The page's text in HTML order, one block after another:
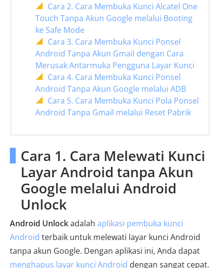
Cara 2. Cara Membuka Kunci Alcatel One
Touch Tanpa Akun Google melalui Booting
ke Safe Mode
Cara 3. Cara Membuka Kunci Ponsel
Android Tanpa Akun Gmail dengan Cara
Merusak Antarmuka Pengguna Layar Kunci
Cara 4. Cara Membuka Kunci Ponsel
Android Tanpa Akun Google melalui ADB
Cara 5. Cara Membuka Kunci Pola Ponsel
Android Tanpa Gmail melalui Reset Pabrik
Cara 1. Cara Melewati Kunci
Layar Android tanpa Akun
Google melalui Android
Unlock
Android Unlockadalah aplikasi pembuka kunci
Android terbaik untuk melewati layar kunci Android
tanpa akun Google. Dengan aplikasi ini, Anda dapat
menghapus layar kunci Android dengan sangat cepat.